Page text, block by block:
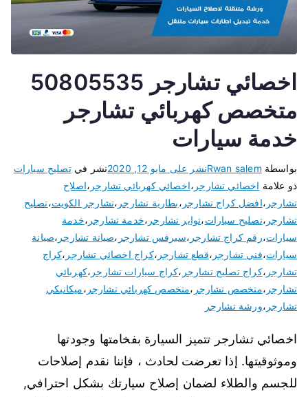
اخصائي تشارجر 50805535
متخصص كهربائي تشارجر
خدمة سيارات
بواسطة Rwan salemنشر على مايو 12, 2020 نشر فيتصليح سيارات
ذو علامة اخصائي تشارجر ،اخصائي كهربائي تشارجر ،اصلاح
تشارجر ،افضل كراج تشارجر ،بطارية تشارجر ،تشارجر الكويت،تصليح
تشارجر ،تصليح سيارات،تواير تشارجر ،خدمة تشارجر ،خدمة
سيارات،رقم كراج تشارجر ،سيرفس تشارجر ،صيانة تشارجر ،صيانة
سيارات،فني تشارجر ،قطع تشارجر ،كراج اخصائي تشارجر ،كراج
تشارجر ،كراج تصليح تشارجر ،كراج سيارات تشارجر ،كهربائي
تشارجر ،متخصص تشارجر ،متخصص كهربائي تشارجر ،ميكانيكي
تشارجر ،ورشة تشارجر
اخصائي تشارجر تتميز السيارة بفخامتها وجودتها
وموثوقيتها. إذا تعرضت لحادث ، فإننا نقدم إصلاحات
للجسم والطلاء لضمان إصلاح سيارتك بشكل احترافي,